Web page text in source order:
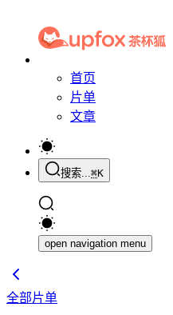
首页
片单
文章
搜索...⌘K
open navigation menu
全部片单